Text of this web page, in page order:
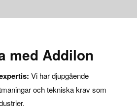
med Addilon
Vi har djupgående
och tekniska krav som